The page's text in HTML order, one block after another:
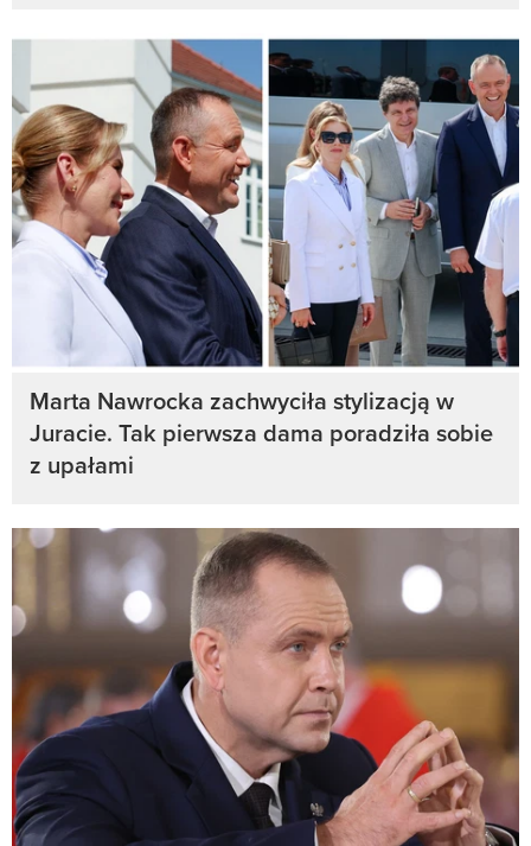
Marta Nawrocka zachwyciła stylizacją w
Juracie. Tak pierwsza dama poradziła sobie
z upałami